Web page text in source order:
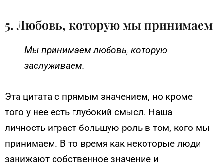
5. Любовь, которую мы принимаем
Мы принимаем любовь, которую
заслуживаем.
Эта цитата с прямым значением, но кроме
того у нее есть глубокий смысл. Наша
личность играет большую роль в том, кого мы
принимаем. В то время как некоторые люди
занижают собственное значение и